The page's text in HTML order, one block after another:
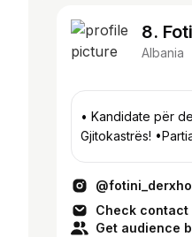
8.
Albania
• Kandidate për
Gjitokastrës!
@fotini_derxho
Check contact
Get audience